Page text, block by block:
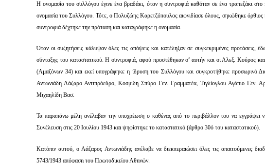
Η ονομασία του συλλόγου έγινε ένα βραδάκι, όταν η συντροφιά καθόταν σε ένα τραπεζάκι
ονομασία του Συλλόγου. Τότε, ο Πολυζώης Καρετζόπουλος αιφνιδίασε όλους, σηκώθηκε όρθιος
συντροφιά δέχτηκε την πρόταση και καταγράφηκε η ονομασία.
Όταν οι συζητήσεις κάλυψαν όλες τις απόψεις και κατέληξαν σε συγκεκριμένες προτάσεις,
σύνταξης του καταστατικού. Η συντροφιά, αφού προστέθηκαν σ’ αυτήν και οι Αλεξ. Κούρος
(Αμαζόνων 34) και εκεί υπογράφηκε η ίδρυση του Συλλόγου και συγκροτήθηκε προσωρινό
Αντωνιάδη Λάζαρο Αντιπρόεδρο, Κοσμίδη Σπύρο Γεν. Γραμματέα, Τιγλίογλου Αγάπιο
Μιχαηλίδη Βασ.
Τα παραπάνω μέλη ανέλαβαν την υποχρέωση ο καθένας από το περιβάλλον του να εγγράψει
Συνέλευση στις 20 Ιουλίου 1943 και ψηφίστηκε το καταστατικό (άρθρο 30ό του καταστατικού).
Κατόπιν αυτού, ο Λάζαρος Αντωνιάδης ανέλαβε να διεκπεραιώσει όλες τις απαιτούμενες
5743/1943 απόφαση του Πρωτοδικείου Αθηνών.